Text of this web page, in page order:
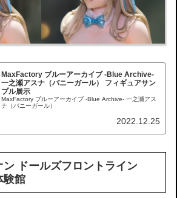
MaxFactory ブルーアーカイブ -Blue Archive-
一之瀬アスナ（バニーガール） フィギュアサン
プル展示
MaxFactory ブルーアーカイブ -Blue Archive- 一之瀬アス
ナ（バニーガール）
2022.12.25
ドールズフロントライン
験館